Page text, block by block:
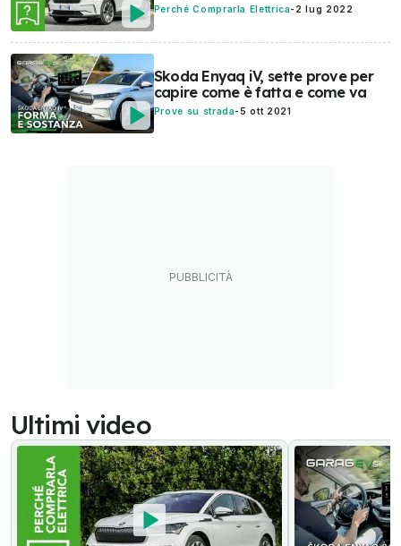
Perché Comprarla Elettrica- 2 lug 2022
Skoda Enyaq iV, sette prove per
capire come è fatta e come va
Prove su strada-5 ott 2021
Ultimi video